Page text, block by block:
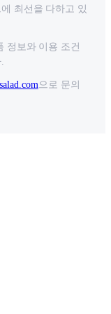
최선을 다하고 있
정보와 이용 조건
으로 문의